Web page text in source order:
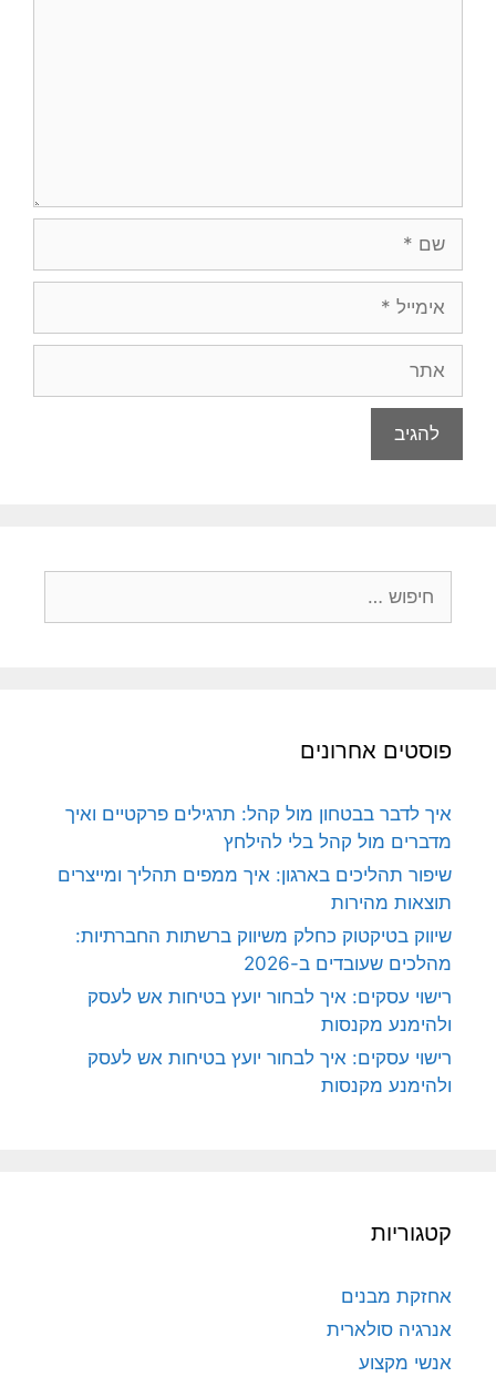
פוסטים אחרונים
איך לדבר בבטחון מול קהל: תרגילים פרקטיים ואיך
מדברים מול קהל בלי להילחץ
שיפור תהליכים בארגון: איך ממפים תהליך ומייצרים
תוצאות מהירות
שיווק בטיקטוק כחלק משיווק ברשתות החברתיות:
מהלכים שעובדים ב-2026
רישוי עסקים: איך לבחור יועץ בטיחות אש לעסק
ולהימנע מקנסות
רישוי עסקים: איך לבחור יועץ בטיחות אש לעסק
ולהימנע מקנסות
קטגוריות
אחזקת מבנים
אנרגיה סולארית
אנשי מקצוע